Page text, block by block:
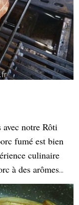
notre Rôti
fumé est bien
culinaire
à des arômes
porc fumé si
Que ce soit